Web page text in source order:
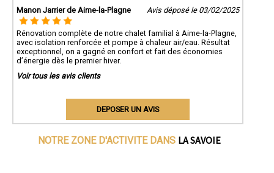
Manon Jarrier de Aime-la-Plagne
Avis déposé le 03/02/2025
Rénovation complète de notre chalet familial à Aime-la-Plagne,
avec isolation renforcée et pompe à chaleur air/eau. Résultat
exceptionnel, on a gagné en confort et fait des économies
d’énergie dès le premier hiver.
Voir tous les avis clients
DEPOSER UN AVIS
NOTRE ZONE D'ACTIVITE DANS LA SAVOIE